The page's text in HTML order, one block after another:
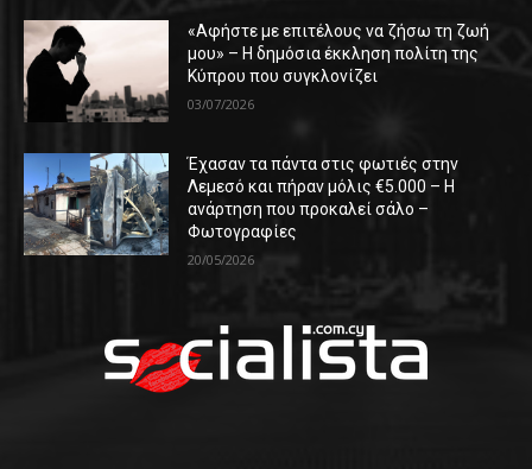
«Αφήστε με επιτέλους να ζήσω τη ζωή
μου» – Η δημόσια έκκληση πολίτη της
Κύπρου που συγκλονίζει
03/07/2026
Έχασαν τα πάντα στις φωτιές στην
Λεμεσό και πήραν μόλις €5.000 – Η
ανάρτηση που προκαλεί σάλο –
Φωτογραφίες
20/05/2026